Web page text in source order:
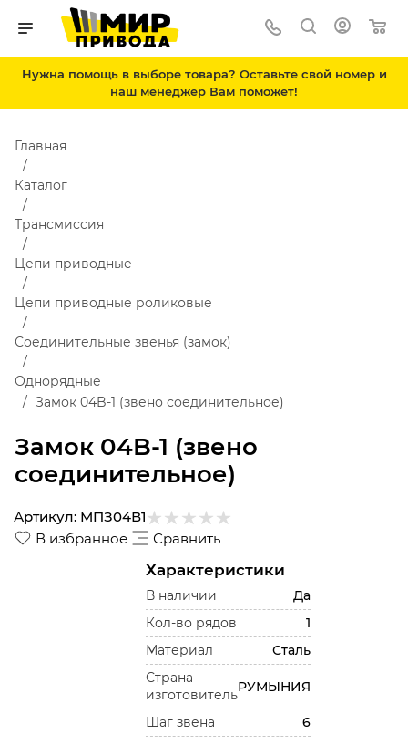
Нужна помощь в выборе товара? Оставьте свой номер и
наш менеджер Вам поможет!
Замок 04B-1 (звено
соединительное)
Главная
Каталог
Трансмиссия
Цепи приводные
Цепи приводные роликовые
Соединительные звенья (замок)
Однорядные
Замок 04B-1 (звено соединительное)
В избранное Сравнить
Артикул: МПЗ04В1
Характеристики
В наличии
Да
Кол-во рядов
1
Материал
Сталь
Страна
изготовитель
РУМЫНИЯ
Шаг звена 6